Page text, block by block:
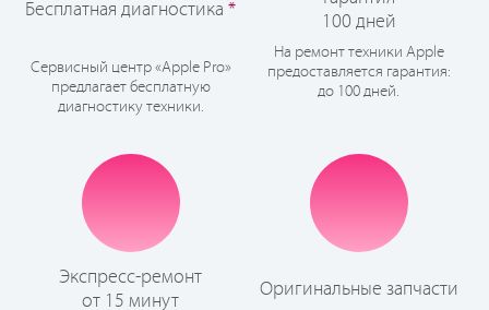
Бесплатная диагностика *
Сервисный центр «Apple Pro»
предлагает бесплатную
диагностику техники.
100 дней
На ремонт техники Apple
предоставляется гарантия:
до 100 дней.
Экспресс-ремонт
от 15 минут
Оригинальные запчасти